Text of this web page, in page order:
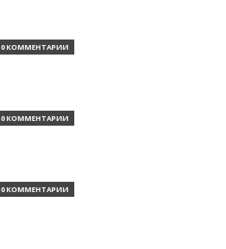
0 КОММЕНТАРИИ
0 КОММЕНТАРИИ
0 КОММЕНТАРИИ